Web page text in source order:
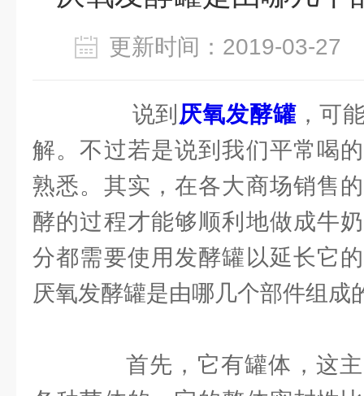
更新时间：2019-03-
说到 厌氧发酵罐，可
解。不过若是说到我们平常喝
熟悉。其实，在各大商场销售
酵的过程才能够顺利地做成牛
分都需要使用发酵罐以延长它
厌氧发酵罐是由哪几个部件组成
首先，它有罐体，这主